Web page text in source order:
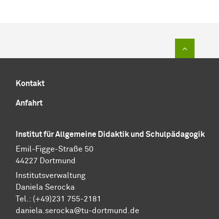
Kontakt
Anfahrt
Institut für Allgemeine Didaktik und Schulpädagogik
Emil-Figge-Straße 50
44227 Dortmund
Institutsverwaltung
Daniela Serocka
Tel.: (+49)231 755-2181
​​​​​​​daniela.serocka@tu-dortmund.de